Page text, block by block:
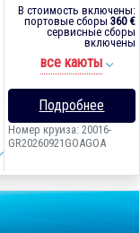
В стоимость включены:
портовые сборы 360 €
сервисные сборы
включены
все каюты
Подробнее
Номер круиза: 20016-
GR20260921GOAGOA